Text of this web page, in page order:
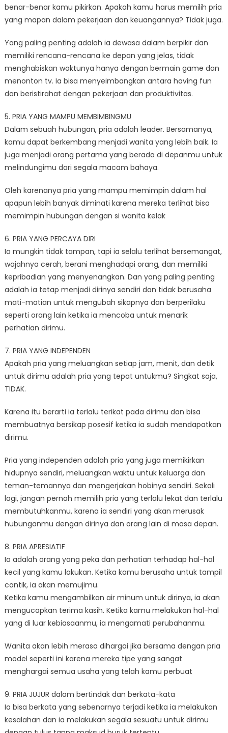
benar-benar kamu pikirkan. Apakah kamu harus memilih pria
yang mapan dalam pekerjaan dan keuangannya? Tidak juga.
Yang paling penting adalah ia dewasa dalam berpikir dan
memiliki rencana-rencana ke depan yang jelas, tidak
menghabiskan waktunya hanya dengan bermain game dan
menonton tv. Ia bisa menyeimbangkan antara having fun
dan beristirahat dengan pekerjaan dan produktivitas.
5. PRIA YANG MAMPU MEMBIMBINGMU
Dalam sebuah hubungan, pria adalah leader. Bersamanya,
kamu dapat berkembang menjadi wanita yang lebih baik. Ia
juga menjadi orang pertama yang berada di depanmu untuk
melindungimu dari segala macam bahaya.
Oleh karenanya pria yang mampu memimpin dalam hal
apapun lebih banyak diminati karena mereka terlihat bisa
memimpin hubungan dengan si wanita kelak
6. PRIA YANG PERCAYA DIRI
Ia mungkin tidak tampan, tapi ia selalu terlihat bersemangat,
wajahnya cerah, berani menghadapi orang, dan memiliki
kepribadian yang menyenangkan. Dan yang paling penting
adalah ia tetap menjadi dirinya sendiri dan tidak berusaha
mati-matian untuk mengubah sikapnya dan berperilaku
seperti orang lain ketika ia mencoba untuk menarik
perhatian dirimu.
7. PRIA YANG INDEPENDEN
Apakah pria yang meluangkan setiap jam, menit, dan detik
untuk dirimu adalah pria yang tepat untukmu? Singkat saja,
TIDAK.
Karena itu berarti ia terlalu terikat pada dirimu dan bisa
membuatnya bersikap posesif ketika ia sudah mendapatkan
dirimu.
Pria yang independen adalah pria yang juga memikirkan
hidupnya sendiri, meluangkan waktu untuk keluarga dan
teman-temannya dan mengerjakan hobinya sendiri. Sekali
lagi, jangan pernah memilih pria yang terlalu lekat dan terlalu
membutuhkanmu, karena ia sendiri yang akan merusak
hubunganmu dengan dirinya dan orang lain di masa depan.
8. PRIA APRESIATIF
Ia adalah orang yang peka dan perhatian terhadap hal-hal
kecil yang kamu lakukan. Ketika kamu berusaha untuk tampil
cantik, ia akan memujimu.
Ketika kamu mengambilkan air minum untuk dirinya, ia akan
mengucapkan terima kasih. Ketika kamu melakukan hal-hal
yang di luar kebiasaanmu, ia mengamati perubahanmu.
Wanita akan lebih merasa dihargai jika bersama dengan pria
model seperti ini karena mereka tipe yang sangat
menghargai semua usaha yang telah kamu perbuat
9. PRIA JUJUR dalam bertindak dan berkata-kata
Ia bisa berkata yang sebenarnya terjadi ketika ia melakukan
kesalahan dan ia melakukan segala sesuatu untuk dirimu